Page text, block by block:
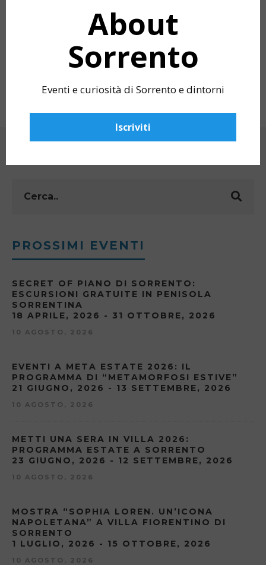
CERCA
PROSSIMI EVENTI
SECRET OF PIANO DI SORRENTO:
ESCURSIONI GRATUITE IN PENISOLA
SORRENTINA
18 APRILE, 2026 - 31 OTTOBRE, 2026
10 AGOSTO, 2026
EVENTI A META ESTATE 2026: IL
PROGRAMMA DI “METAMORFOSI ESTIVE”
21 GIUGNO, 2026 - 13 SETTEMBRE, 2026
10 AGOSTO, 2026
METTI UNA SERA IN VILLA 2026:
PROGRAMMA ESTATE A SORRENTO
23 GIUGNO, 2026 - 12 SETTEMBRE, 2026
10 AGOSTO, 2026
MOSTRA “SOPHIA LOREN. UN’ICONA
NAPOLETANA” A VILLA FIORENTINO DI
SORRENTO
1 LUGLIO, 2026 - 15 OTTOBRE, 2026
10 AGOSTO, 2026
About
Sorrento
Eventi e curiosità di Sorrento e dintorni
Iscriviti